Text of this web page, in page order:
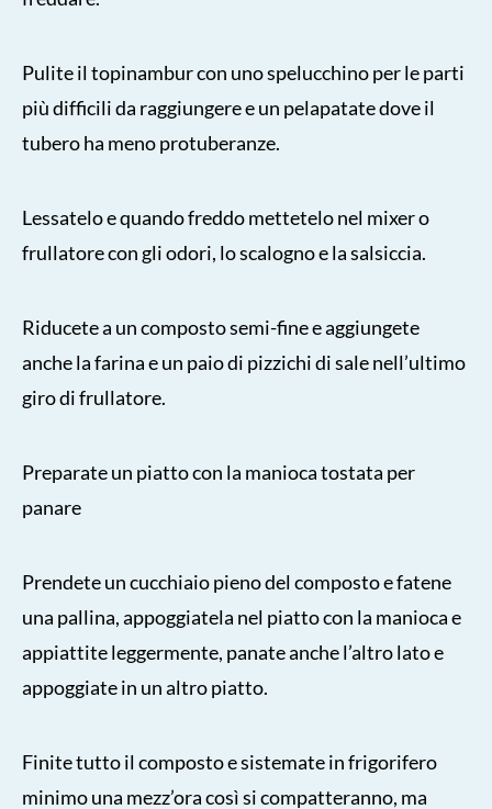
Pulite il topinambur con uno spelucchino per le parti
più difficili da raggiungere e un pelapatate dove il
tubero ha meno protuberanze.
Lessatelo e quando freddo mettetelo nel mixer o
frullatore con gli odori, lo scalogno e la salsiccia.
Riducete a un composto semi-fine e aggiungete
anche la farina e un paio di pizzichi di sale nell’ultimo
giro di frullatore.
Preparate un piatto con la manioca tostata per
panare
Prendete un cucchiaio pieno del composto e fatene
una pallina, appoggiatela nel piatto con la manioca e
appiattite leggermente, panate anche l’altro lato e
appoggiate in un altro piatto.
Finite tutto il composto e sistemate in frigorifero
minimo una mezz’ora così si compatteranno, ma